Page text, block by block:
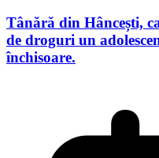
Tânără din Hâncești,
de droguri un
închisoare.